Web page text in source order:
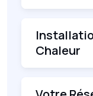
Chaleur